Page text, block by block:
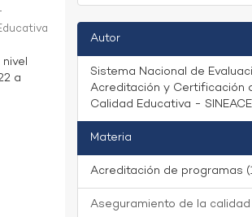
a
Autor
Sistema Nacional de
Acreditación y Certificación
Calidad Educativa -
Materia
Acreditación de programas
Aseguramiento de la calidad